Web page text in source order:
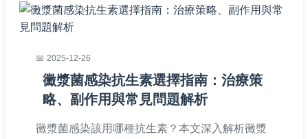
2025-12-26
黴漿菌感染抗生素選擇指南：治療策
略、副作用與常見問題解析
黴漿菌感染該用哪種抗生素？本文深入解析黴漿